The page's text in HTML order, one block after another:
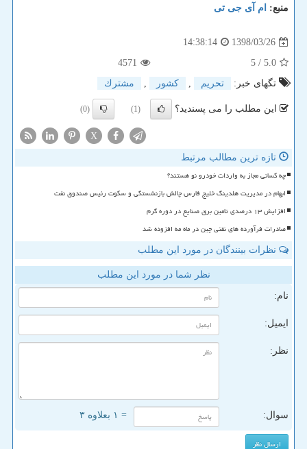
منبع: ام آی جی تی
1398/03/26
14:38:14
5.0
/ 5
4571
تگهای خبر:
تحریم , كشور , مشترك
این مطلب را می پسندید؟ (1)
(0)
X
تازه ترین مطالب مرتبط
چه کسانی مجاز به واردات خودرو نو هستند؟
ابهام در مدیریت هلدینگ خلیج فارس چالش بازنشستگی و سکوت رئیس صندوق نفت
افزایش ۱۳ درصدی تامین برق صنایع در دوره گرم
صادرات فرآورده های نفتی چین در ماه مه افزوده شد
نظرات بینندگان در مورد این مطلب
نظر شما در مورد این مطلب
نام:
ایمیل:
نظر:
سوال: = ۱ بعلاوه ۳